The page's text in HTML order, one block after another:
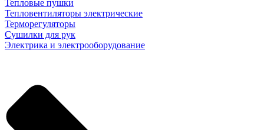
Тепловые пушки
Тепловентиляторы электрические
Терморегуляторы
Сушилки для рук
Электрика и электрооборудование